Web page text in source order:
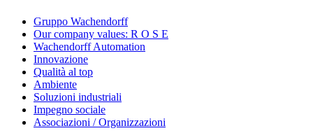
Gruppo Wachendorff
Our company values: R O S E
Wachendorff Automation
Innovazione
Qualità al top
Ambiente
Soluzioni industriali
Impegno sociale
Associazioni / Organizzazioni